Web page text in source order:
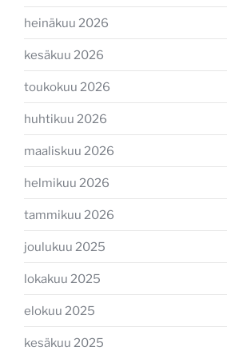
heinäkuu 2026
kesäkuu 2026
toukokuu 2026
huhtikuu 2026
maaliskuu 2026
helmikuu 2026
tammikuu 2026
joulukuu 2025
lokakuu 2025
elokuu 2025
kesäkuu 2025